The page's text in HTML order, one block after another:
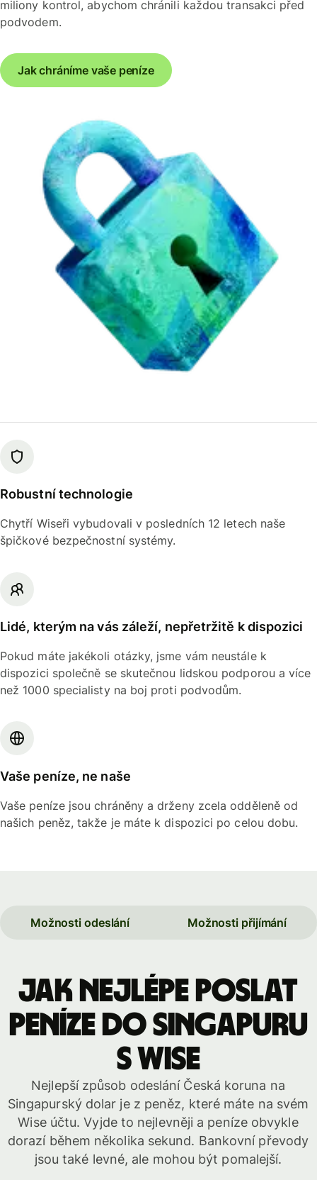
miliony kontrol, abychom chránili každou transakci před
podvodem.
Jak chráníme vaše peníze
Robustní technologie
Chytří Wiseři vybudovali v posledních 12 letech naše
špičkové bezpečnostní systémy.
Lidé, kterým na vás záleží, nepřetržitě k dispozici
Pokud máte jakékoli otázky, jsme vám neustále k
dispozici společně se skutečnou lidskou podporou a více
než 1000 specialisty na boj proti podvodům.
Vaše peníze, ne naše
Vaše peníze jsou chráněny a drženy zcela odděleně od
našich peněz, takže je máte k dispozici po celou dobu.
Možnosti odeslání Možnosti přijímání
Jak nejlépe poslat
peníze do Singapuru
s WISE
Nejlepší způsob odeslání Česká koruna na
Singapurský dolar je z peněz, které máte na svém
Wise účtu. Vyjde to nejlevněji a peníze obvykle
dorazí během několika sekund. Bankovní převody
jsou také levné, ale mohou být pomalejší.